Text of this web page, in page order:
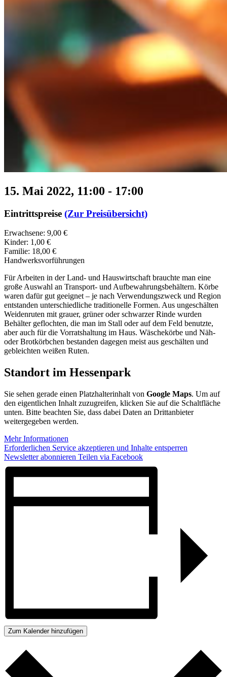
15. Mai 2022, 11:00 - 17:00
Eintrittspreise (Zur Preisübersicht)
Erwachsene: 9,00 €
Kinder: 1,00 €
Familie: 18,00 €
Handwerksvorführungen
Für Arbeiten in der Land- und Hauswirtschaft brauchte man eine
große Auswahl an Transport- und Aufbewahrungsbehältern. Körbe
waren dafür gut geeignet – je nach Verwendungszweck und Region
entstanden unterschiedliche traditionelle Formen. Aus ungeschälten
Weidenruten mit grauer, grüner oder schwarzer Rinde wurden
Behälter geflochten, die man im Stall oder auf dem Feld benutzte,
aber auch für die Vorratshaltung im Haus. Wäschekörbe und Näh-
oder Brotkörbchen bestanden dagegen meist aus geschälten und
gebleichten weißen Ruten.
Standort im Hessenpark
Sie sehen gerade einen Platzhalterinhalt von Google Maps. Um auf
den eigentlichen Inhalt zuzugreifen, klicken Sie auf die Schaltfläche
unten. Bitte beachten Sie, dass dabei Daten an Drittanbieter
weitergegeben werden.
Mehr Informationen
Erforderlichen Service akzeptieren und Inhalte entsperren
Newsletter abonnieren Teilen via Facebook
Zum Kalender hinzufügen